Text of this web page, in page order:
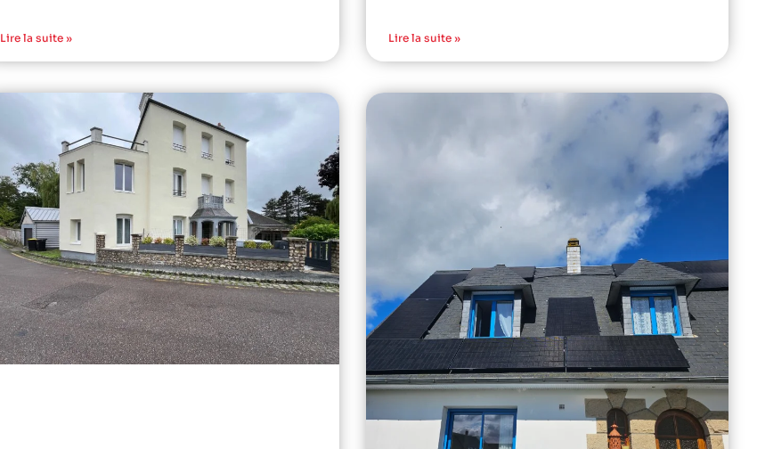
Lire la suite » Lire la suite »